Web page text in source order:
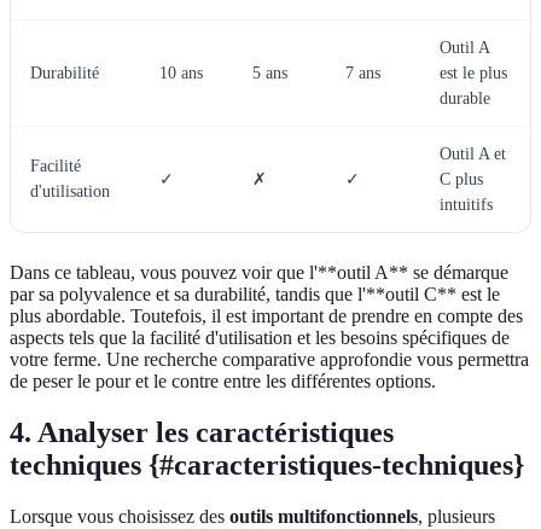
Durabilité 10 ans 5 ans 7 ans
Outil A
est le plus
durable
Facilité
d'utilisation
✓ ✗ ✓
Outil A et
C plus
intuitifs
Dans ce tableau, vous pouvez voir que l'**outil A** se démarque
par sa polyvalence et sa durabilité, tandis que l'**outil C** est le
plus abordable. Toutefois, il est important de prendre en compte des
aspects tels que la facilité d'utilisation et les besoins spécifiques de
votre ferme. Une recherche comparative approfondie vous permettra
de peser le pour et le contre entre les différentes options.
4. Analyser les caractéristiques
techniques {#caracteristiques-techniques}
Lorsque vous choisissez des outils multifonctionnels, plusieurs